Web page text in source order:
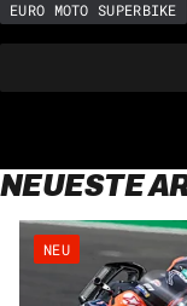
EURO MOTO SUPERBIKE
NEUESTE
NEU